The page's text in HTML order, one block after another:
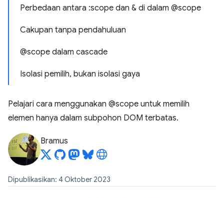
Perbedaan antara :scope dan & di dalam @scope
Cakupan tanpa pendahuluan
@scope dalam cascade
Isolasi pemilih, bukan isolasi gaya
Pelajari cara menggunakan @scope untuk memilih
elemen hanya dalam subpohon DOM terbatas.
Bramus
Dipublikasikan: 4 Oktober 2023